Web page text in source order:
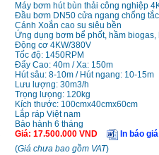
Máy bơm hút bùn thải công nghiệp
Đầu bơm DN50 cửa ngang chống tắc
Cánh Xoắn cao su siêu bền
Ứng dụng bơm bể phốt, hầm biogas,
Động cơ 4KW/380V
Tốc độ: 1450RPM
Đẩy Cao: 40m / Xa: 150m
Hút sâu: 8-10m / Hút ngang: 10-15m
Lưu lượng: 30m3/h
Trọng lưọng: 120kg
Kích thước: 100cmx40cmx60cm
Lắp ráp Việt nam
Bảo hành 6 tháng
Giá: 17.500.000VND
In báo giá
(Giá chưa bao gồm VAT)